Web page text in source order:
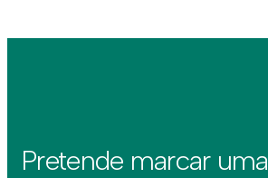
Pretende marcar uma